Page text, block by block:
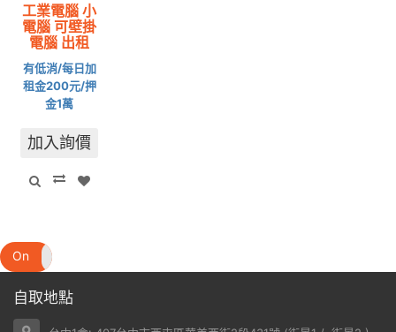
工業電腦 小
電腦 可壁掛
電腦 出租
有低消/每日加
租金200元/押
金1萬
加入詢價
On
自取地點